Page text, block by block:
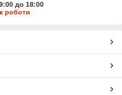
до 18:00
роботи